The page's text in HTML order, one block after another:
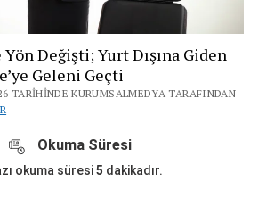
Değişti; Yurt Dışına Giden
Geleni Geçti
TARIHINDE KURUMSALMEDYA TARAFINDAN
Okuma Süresi
okuma süresi5 dakikadır.